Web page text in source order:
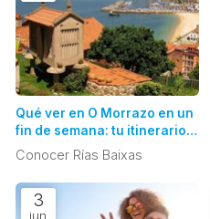
Qué ver en O Morrazo en un
fin de semana: tu itinerario
perfecto y sin
preocupaciones
Conocer Rías Baixas
3
jun